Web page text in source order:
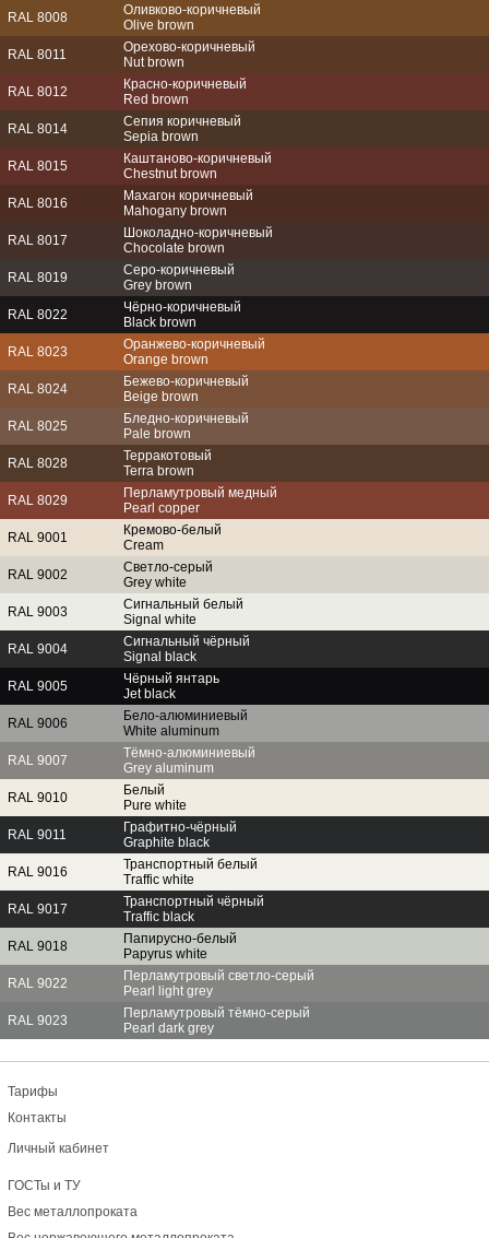
RAL 8008
Оливково-коричневый
Olive brown
RAL 8011
Орехово-коричневый
Nut brown
RAL 8012
Красно-коричневый
Red brown
RAL 8014
Сепия коричневый
Sepia brown
RAL 8015
Каштаново-коричневый
Chestnut brown
RAL 8016
Махагон коричневый
Mahogany brown
RAL 8017
Шоколадно-коричневый
Chocolate brown
RAL 8019
Серо-коричневый
Grey brown
RAL 8022
Чёрно-коричневый
Black brown
RAL 8023
Оранжево-коричневый
Orange brown
RAL 8024
Бежево-коричневый
Beige brown
RAL 8025
Бледно-коричневый
Pale brown
RAL 8028
Терракотовый
Terra brown
RAL 8029
Перламутровый медный
Pearl copper
RAL 9001
Кремово-белый
Cream
RAL 9002
Светло-серый
Grey white
RAL 9003
Сигнальный белый
Signal white
RAL 9004
Сигнальный чёрный
Signal black
RAL 9005
Чёрный янтарь
Jet black
RAL 9006
Бело-алюминиевый
White aluminum
RAL 9007
Тёмно-алюминиевый
Grey aluminum
RAL 9010
Белый
Pure white
RAL 9011
Графитно-чёрный
Graphite black
RAL 9016
Транспортный белый
Traffic white
RAL 9017
Транспортный чёрный
Traffic black
RAL 9018
Папирусно-белый
Papyrus white
RAL 9022
Перламутровый светло-серый
Pearl light grey
RAL 9023
Перламутровый тёмно-серый
Pearl dark grey
Тарифы
Контакты
Личный кабинет
ГОСТы и ТУ
Вес металлопроката